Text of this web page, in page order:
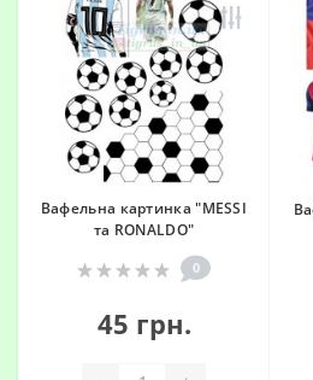
Вафельна картинка "MESSI
та RONALDO"
0
45 грн.